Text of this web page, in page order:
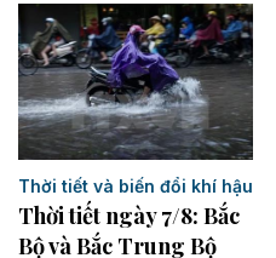
Thời tiết và biến đổi khí hậu
Thời tiết ngày 7/8: Bắc
Bộ và Bắc Trung Bộ